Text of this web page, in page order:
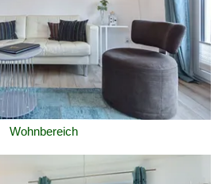
Wohnbereich